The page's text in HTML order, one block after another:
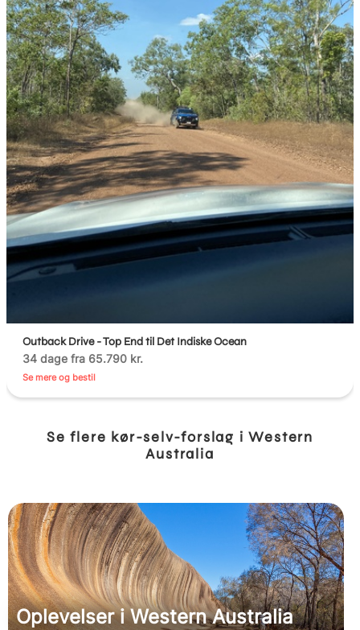
Outback Drive - Top End til Det Indiske Ocean
34 dage fra 65.790 kr.
Se mere og bestil
Se flere kør-selv-forslag i Western
Australia
Oplevelser i Western Australia